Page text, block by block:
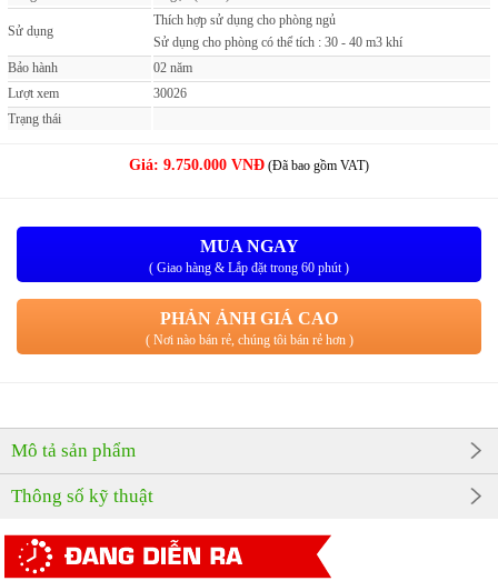
Sử dụng
Thích hợp sử dụng cho phòng ngủ
Sử dụng cho phòng có thể tích : 30 - 40 m3 khí
Bảo hành
02 năm
Lượt xem
30026
Trạng thái
Giá: 9.750.000 VNĐ (Đã bao gồm VAT)
MUA NGAY
( Giao hàng & Lắp đặt trong 60 phút )
PHẢN ẢNH GIÁ CAO
( Nơi nào bán rẻ, chúng tôi bán rẻ hơn )
Mô tả sản phẩm
Thông số kỹ thuật